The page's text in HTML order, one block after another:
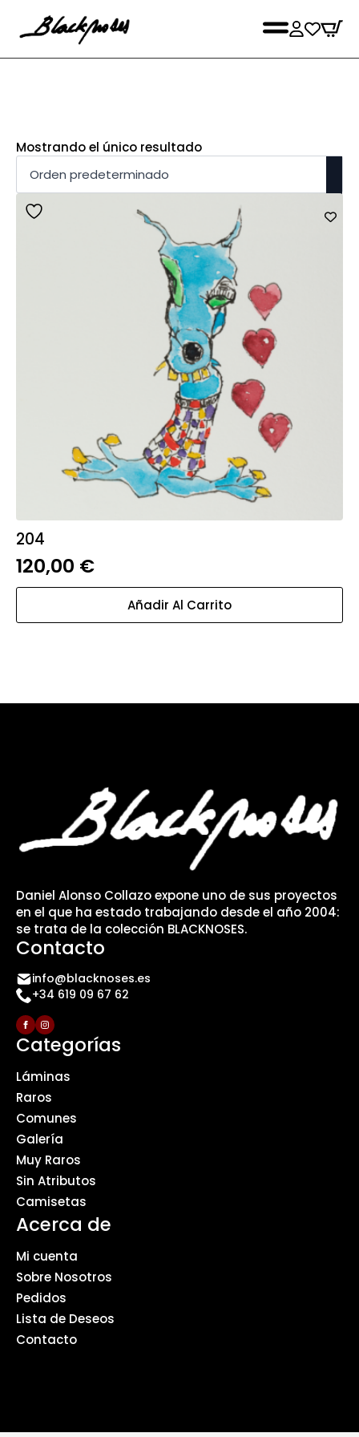
Mostrando el único resultado
204
120,00 €
Añadir Al Carrito
Daniel Alonso Collazo expone uno de sus proyectos
en el que ha estado trabajando desde el año 2004:
se trata de la colección BLACKNOSES.
Contacto
info@blacknoses.es
+34 619 09 67 62
Categorías
Láminas
Raros
Comunes
Galería
Muy Raros
Sin Atributos
Camisetas
Acerca de
Mi cuenta
Sobre Nosotros
Pedidos
Lista de Deseos
Contacto